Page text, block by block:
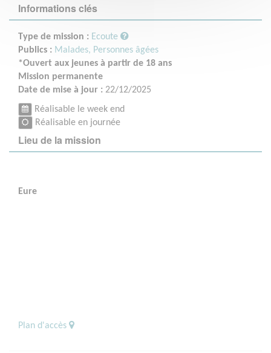
Informations clés
Type de mission : Ecoute
Publics : Malades, Personnes âgées
*Ouvert aux jeunes à partir de 18 ans
Mission permanente
Date de mise à jour : 22/12/2025
Réalisable le week end
Réalisable en journée
Lieu de la mission
Eure
Plan d'accès